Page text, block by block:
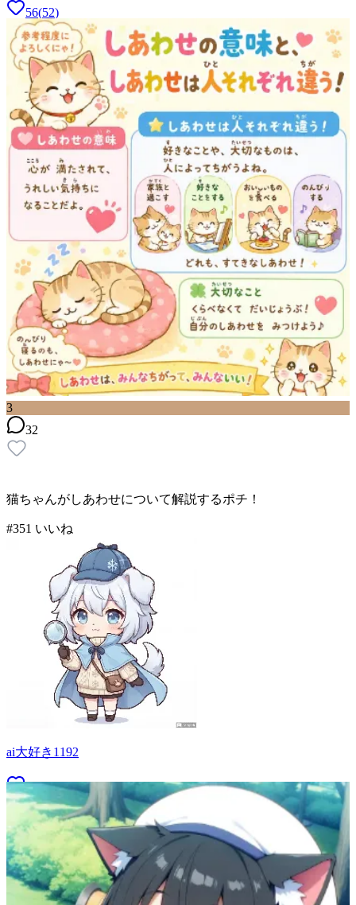
56(52)
3
32
猫ちゃんがしあわせについて解説するポチ！
#351 いいね
ai大好き1192
55(51)